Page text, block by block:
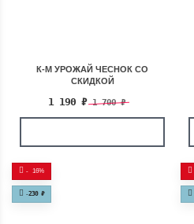
К-М УРОЖАЙ ЧЕСНОК СО
СКИДКОЙ
1 190 ₽ 1 700₽
- 16%
-230 ₽